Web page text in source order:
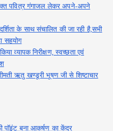
पवित्र गंगाजल लेकर अपने-अपने
के साथ संचालित की जा रही है,सभी
सहयोग
व्यापक निरीक्षण, स्वच्छता एवं
ऋतु खण्डूरी भूषण जी से शिष्टाचार
पॉइंट बना आकर्षण का केंद्र